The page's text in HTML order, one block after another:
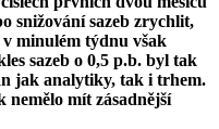
snižování sazeb zrychlit,
minulém týdnu však
sazeb o 0,5 p.b. byl tak
jak analytiky, tak i trhem.
nemělo mít zásadnější